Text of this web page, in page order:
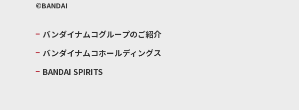
©BANDAI
バンダイナムコグループのご紹介
バンダイナムコホールディングス
BANDAI SPIRITS